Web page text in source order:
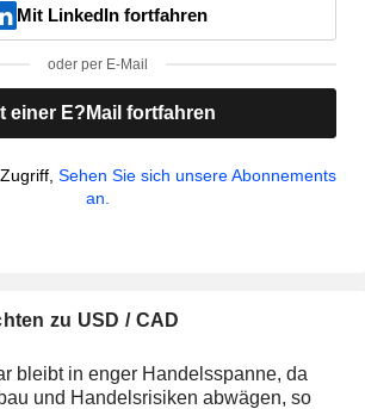
Mit LinkedIn fortfahren
oder per E-Mail
einer E?Mail fortfahren
Sehen Sie sich unsere Abonnements
an.
zu USD / CAD
bleibt in enger Handelsspanne, da
und Handelsrisiken abwägen, so